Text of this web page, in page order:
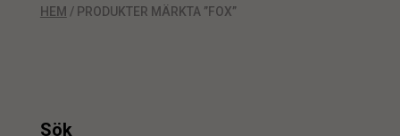
HEM / PRODUKTER MÄRKTA ”FOX”
Sök